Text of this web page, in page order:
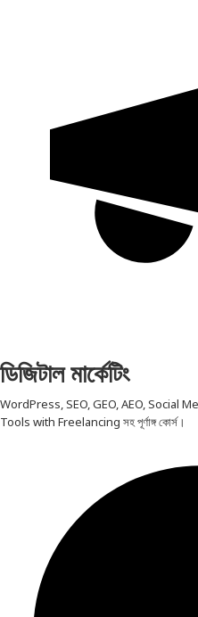
ডিজিটাল মার্কেটিং
WordPress, SEO, GEO, AEO, Social
Tools with Freelancing সহ পূর্ণাঙ্গ কোর্স।